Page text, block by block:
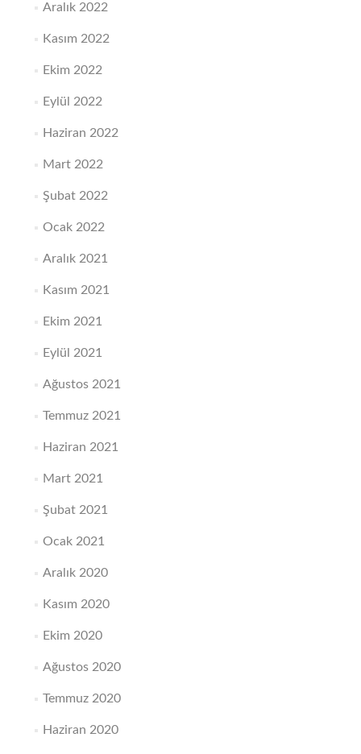
Aralık 2022
Kasım 2022
Ekim 2022
Eylül 2022
Haziran 2022
Mart 2022
Şubat 2022
Ocak 2022
Aralık 2021
Kasım 2021
Ekim 2021
Eylül 2021
Ağustos 2021
Temmuz 2021
Haziran 2021
Mart 2021
Şubat 2021
Ocak 2021
Aralık 2020
Kasım 2020
Ekim 2020
Ağustos 2020
Temmuz 2020
Haziran 2020